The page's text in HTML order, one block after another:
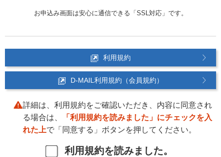
お申込み画面は安心に通信できる「SSL対応」です。
利用規約
D-MAIL利用規約（会員規約）
詳細は、利用規約をご確認いただき、内容に同意され
る場合は、
「利用規約を読みました」にチェックを入
れた上で「同意する」ボタンを押してください。
利用規約を読みました。